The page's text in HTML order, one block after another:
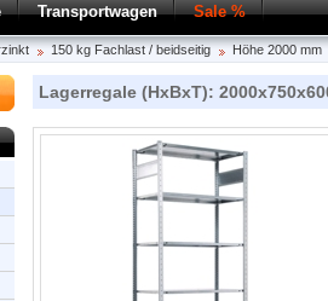
Transportwagen Sale %
150 kg Fachlast / beidseitig Höhe 2000 mm
Lagerregale (HxBxT):